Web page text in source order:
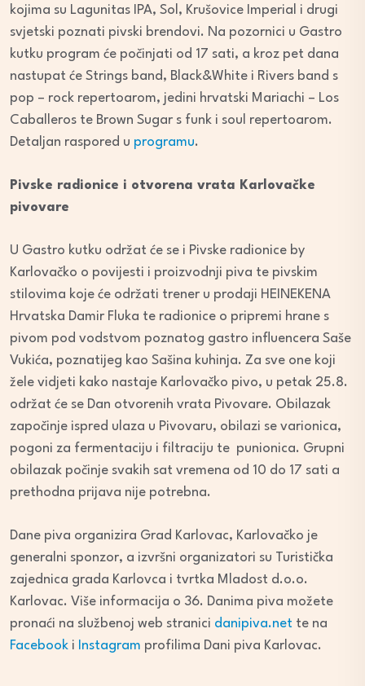
kojima su Lagunitas IPA, Sol, Krušovice Imperial i drugi
svjetski poznati pivski brendovi. Na pozornici u Gastro
kutku program će počinjati od 17 sati, a kroz pet dana
nastupat će Strings band, Black&White i Rivers band s
pop – rock repertoarom, jedini hrvatski Mariachi – Los
Caballeros te Brown Sugar s funk i soul repertoarom.
Detaljan raspored u programu.
Pivske radionice i otvorena vrata Karlovačke
pivovare
U Gastro kutku održat će se i Pivske radionice by
Karlovačko o povijesti i proizvodnji piva te pivskim
stilovima koje će održati trener u prodaji HEINEKENA
Hrvatska Damir Fluka te radionice o pripremi hrane s
pivom pod vodstvom poznatog gastro influencera Saše
Vukića, poznatijeg kao Sašina kuhinja. Za sve one koji
žele vidjeti kako nastaje Karlovačko pivo, u petak 25.8.
održat će se Dan otvorenih vrata Pivovare. Obilazak
započinje ispred ulaza u Pivovaru, obilazi se varionica,
pogoni za fermentaciju i filtraciju te punionica. Grupni
obilazak počinje svakih sat vremena od 10 do 17 sati a
prethodna prijava nije potrebna.
Dane piva organizira Grad Karlovac, Karlovačko je
generalni sponzor, a izvršni organizatori su Turistička
zajednica grada Karlovca i tvrtka Mladost d.o.o.
Karlovac. Više informacija o 36. Danima piva možete
pronaći na službenoj web stranici danipiva.net te na
Facebook i Instagram profilima Dani piva Karlovac.